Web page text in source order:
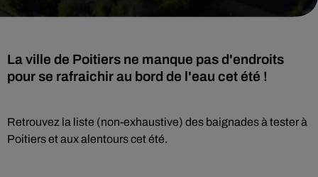
La ville de Poitiers ne manque pas d'endroits
pour se rafraichir au bord de l'eau cet été !
Retrouvez la liste (non-exhaustive) des baignades à tester à
Poitiers et aux alentours cet été.